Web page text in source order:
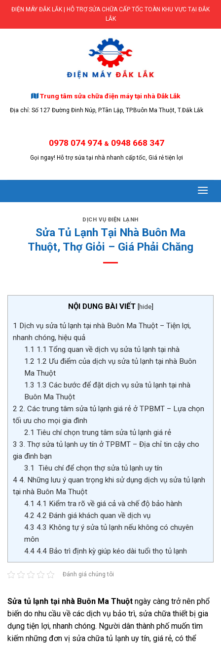
Skip
content
ĐIỆN MÁY ĐẮK LẮK | HỖ TRỢ SỬA CHỮA CẤP TỐC TOÀN KHU VỰC TẠI ĐẮK
LẮK
Trung tâm sửa chữa điện máy tại nhà Đắk Lắk
Địa chỉ: Số 127 Đường Đinh Núp, P.Tân Lập, TP.Buôn Ma Thuột, T.Đắk Lắk
0978 074 974 & 0948 668 347
Gọi ngay! Hỗ trợ sửa tại nhà nhanh cấp tốc, Giá rẻ tiện lợi
DỊCH VỤ ĐIỆN LẠNH
Sửa Tủ Lạnh Tại Nhà Buôn Ma
Thuột, Thợ Giỏi – Giá Phải Chăng
NỘI DUNG BÀI VIẾT [hide]
1 Dịch vụ sửa tủ lạnh tại nhà Buôn Ma Thuột – Tiện lợi,
nhanh chóng, hiệu quả
1.1 1.1 Tổng quan về dịch vụ sửa tủ lạnh tại nhà
1.2 1.2 Ưu điểm của dịch vụ sửa tủ lạnh tại nhà Buôn
Ma Thuột
1.3 1.3 Các bước để đặt dịch vụ sửa tủ lạnh tại nhà
Buôn Ma Thuột
2 2. Các trung tâm sửa tủ lạnh giá rẻ ở TPBMT – Lựa chọn
tối ưu cho mọi gia đình
2.1 Tiêu chí chọn trung tâm sửa tủ lạnh giá rẻ
3 3. Thợ sửa tủ lạnh uy tín ở TPBMT – Địa chỉ tin cậy cho
gia đình bạn
3.1
Tiêu chí để chọn thợ sửa tủ lạnh uy tín
4 4. Những lưu ý quan trọng khi sử dụng dịch vụ sửa tủ lạnh
tại nhà Buôn Ma Thuột
4.1 4.1 Kiểm tra rõ về giá cả và chế độ bảo hành
4.2 4.2 Đánh giá khách quan về dịch vụ
4.3 4.3 Không tự ý sửa tủ lạnh nếu không có chuyên
môn
4.44.4 Bảo trì định kỳ giúp kéo dài tuổi thọ tủ lạnh
Đánh giá chúng tôi
Sửa tủ lạnh tại nhà Buôn Ma Thuột ngày càng trở nên phổ
biến do nhu cầu về các dịch vụ bảo trì, sửa chữa thiết bị gia
dụng tiện lợi, nhanh chóng. Người dân thành phố muốn tìm
kiếm những đơn vị sửa chữa tủ lạnh uy tín, giá rẻ, có thể